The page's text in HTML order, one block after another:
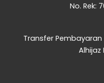
No. Rek:
Transfer Pembayaran